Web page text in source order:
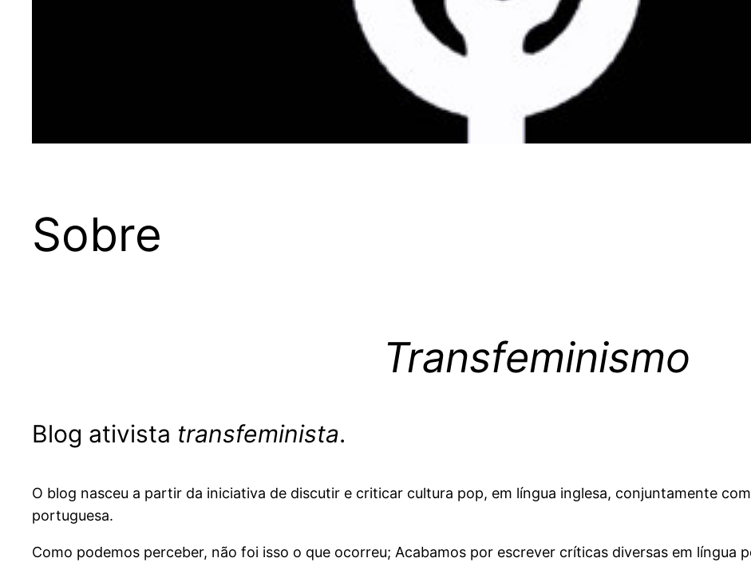
Sobre
Transfeminismo
Blog ativista transfeminista.
O blog nasceu a partir da iniciativa de discutir e criticar cultura pop, em língua inglesa, conjuntamente
portuguesa.
Como podemos perceber, não foi isso o que ocorreu; Acabamos por escrever críticas diversas em língua